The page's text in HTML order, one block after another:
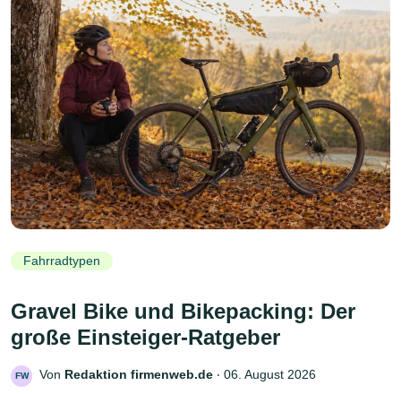
Fahrradtypen
Gravel Bike und Bikepacking: Der
große Einsteiger-Ratgeber
FW Von Redaktion firmenweb.de ‧ 06. August 2026